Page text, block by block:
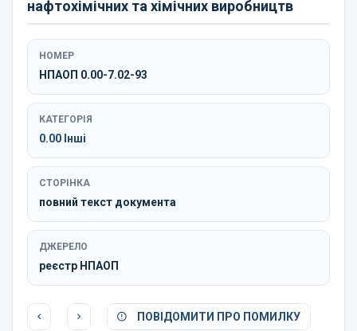
нафтохімічних та хімічних виробництв
НОМЕР
НПАОП 0.00-7.02-93
КАТЕГОРІЯ
0.00 Інші
СТОРІНКА
повний текст документа
ДЖЕРЕЛО
реєстр НПАОП
ПОВІДОМИТИ ПРО ПОМИЛКУ